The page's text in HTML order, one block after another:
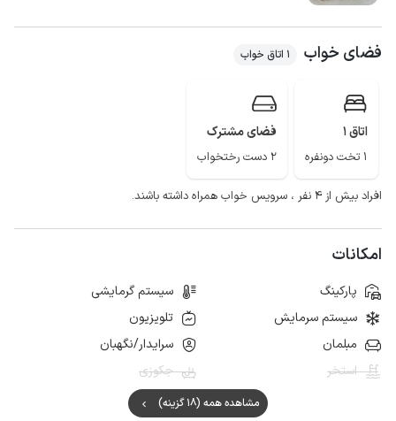
فضای خواب 1 اتاق خواب
اتاق 1
1 تخت دونفره
فضای مشترک
2 دست رختخواب
افراد بیش از 4 نفر ، سرویس خواب همراه داشته باشند.
امکانات
پارکینگ
سیستم گرمایشی
سیستم سرمایش
تلویزیون
مبلمان
سرایدار/نگهبان
استخر
جکوزی
مشاهده همه (18 گزینه)